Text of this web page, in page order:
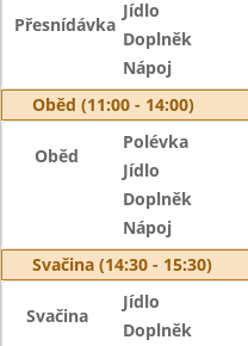
Přesnídávka
Jídlo
Doplněk
Nápoj
Oběd (11:00 - 14:00)
Oběd
Polévka
Jídlo
Doplněk
Nápoj
Svačina (14:30 - 15:30)
Svačina
Jídlo
Doplněk